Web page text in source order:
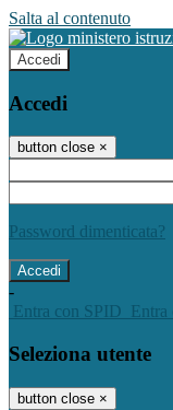
Salta al contenuto
Accedi
Accedi
button close ×
Password dimenticata?
-
Entra con SPID
Seleziona utente
button close ×